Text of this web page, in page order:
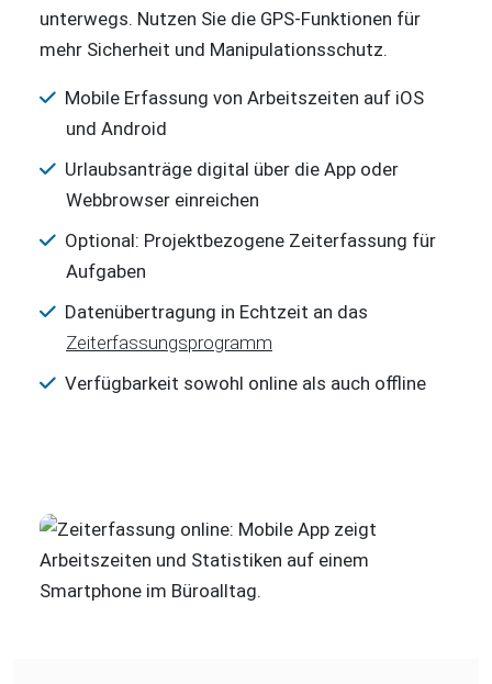
unterwegs. Nutzen Sie die GPS-Funktionen für
mehr Sicherheit und Manipulationsschutz.
Mobile Erfassung von Arbeitszeiten auf iOS
und Android
Urlaubsanträge digital über die App oder
Webbrowser einreichen
Optional: Projektbezogene Zeiterfassung für
Aufgaben
Datenübertragung in Echtzeit an das
Zeiterfassungsprogramm
Verfügbarkeit sowohl online als auch offline